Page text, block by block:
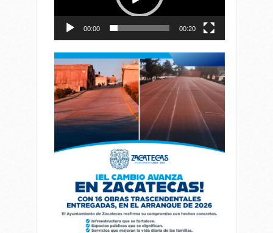
00:00 00:20